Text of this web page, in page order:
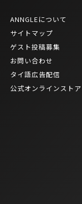
ANNGLEについて
サイトマップ
ゲスト投稿募集
お問い合わせ
タイ語広告配信
公式オンラインストア